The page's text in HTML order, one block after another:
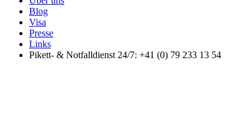
Blog
Visa
Presse
Links
Pikett- & Notfalldienst 24/7: +41 (0) 79 233 13 54